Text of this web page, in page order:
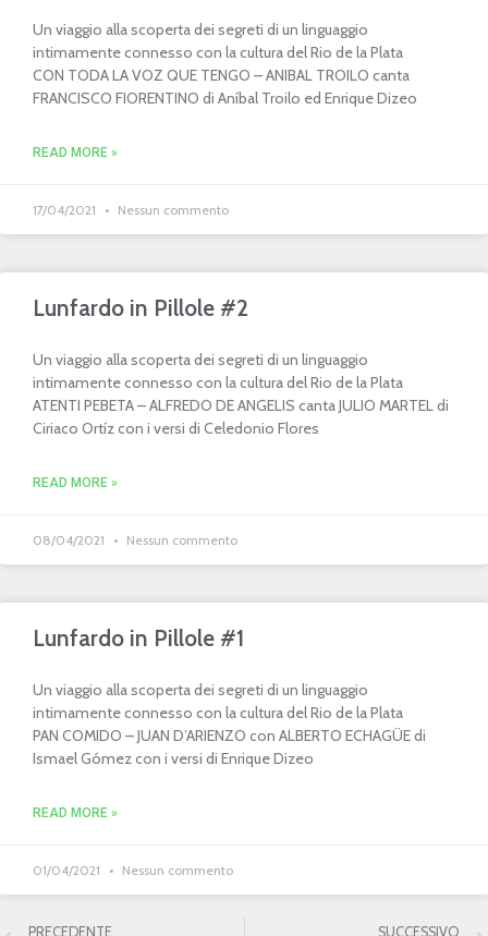
Un viaggio alla scoperta dei segreti di un linguaggio
intimamente connesso con la cultura del Rio de la Plata
CON TODA LA VOZ QUE TENGO – ANIBAL TROILO canta
FRANCISCO FIORENTINO di Aníbal Troilo ed Enrique Dizeo
READ MORE »
17/04/2021 Nessun commento
Lunfardo in Pillole #2
Un viaggio alla scoperta dei segreti di un linguaggio
intimamente connesso con la cultura del Rio de la Plata
ATENTI PEBETA – ALFREDO DE ANGELIS canta JULIO MARTEL di
Ciriaco Ortíz con i versi di Celedonio Flores
READ MORE »
08/04/2021 Nessun commento
Lunfardo in Pillole #1
Un viaggio alla scoperta dei segreti di un linguaggio
intimamente connesso con la cultura del Rio de la Plata
PAN COMIDO – JUAN D’ARIENZO con ALBERTO ECHAGÜE di
Ismael Gómez con i versi di Enrique Dizeo
READ MORE »
01/04/2021 Nessun commento
PRECEDENTE SUCCESSIVO